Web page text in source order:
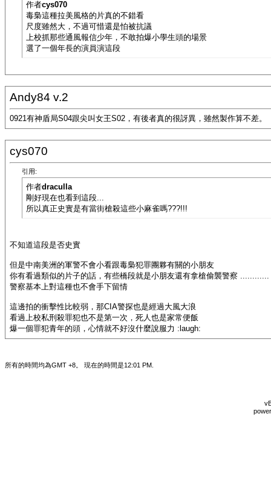
作者cys070
毒梟這種拉美風格的片真的不錯看
尺度雖然大，不過可惜還是怕被抗議
上校抓那些通風報信少年，不敢拍爆小學生頭的場景
選了一個年長的演員演這段
Andy84 v.2
0921有神盾局S04跟尖叫女王S02，有後者真的很訝異，雖然製作算不差。
cys070
引用:
作者draculla
剛好現在也看到這段...
所以真正史實是有當街槍殺這些小麻雀嗎???!!!
不知道這段是否史實
但是中南美洲的軍警不會小看跟毒梟犯罪團夥有關的小朋友
你有看過類似的片子的話，有些橋段就是小朋友還有拿槍偷襲警察 ............
警察基本上對這種也不會手下留情
這邊拍的衝擊性比較弱，那CIA警探也是經過大風大浪
看過上校私刑殺罪犯也不是第一次，死人也是家常便飯
爆一個罪犯青年的頭，心情就不好沒什麼說服力 :laugh:
所有的時間均為GMT +8。 現在的時間是12:01 PM